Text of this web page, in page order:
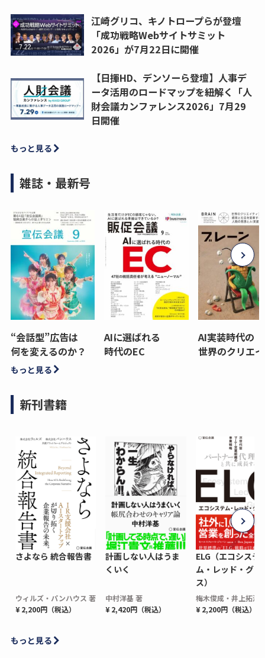
江崎グリコ、キノトロープらが登壇
「成功戦略Webサイトサミット
2026」が7月22日に開催
【日揮HD、デンソーら登壇】人事デ
ータ活用のロードマップを紐解く「人
財会議カンファレンス2026」7月29
日開催
もっと見る
雑誌・最新号
“会話型”広告は
何を変えるのか？
AIに選ばれる
時代のEC
AI実装時代の
世界のクリエ
もっと見る
新刊書籍
さよなら 統合報告書
ウィルズ・パンハウス 著
¥ 2,200円（税込）
計画しない人はうま
くいく
中村洋基 著
¥ 2,420円（税込）
ELG（エコシステ
ム・レッド・グロ
ス）
梅木俊成・井上拓海
¥ 2,200円（税込）
もっと見る